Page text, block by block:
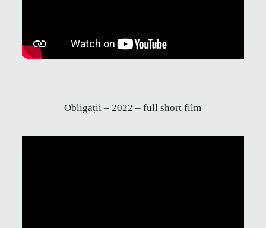
Obligații – 2022 – full short film